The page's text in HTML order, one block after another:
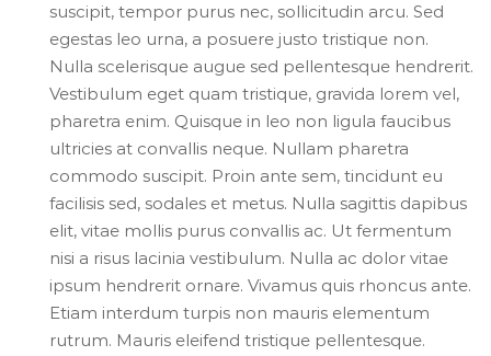
suscipit, tempor purus nec, sollicitudin arcu. Sed
egestas leo urna, a posuere justo tristique non.
Nulla scelerisque augue sed pellentesque hendrerit.
Vestibulum eget quam tristique, gravida lorem vel,
pharetra enim. Quisque in leo non ligula faucibus
ultricies at convallis neque. Nullam pharetra
commodo suscipit. Proin ante sem, tincidunt eu
facilisis sed, sodales et metus. Nulla sagittis dapibus
elit, vitae mollis purus convallis ac. Ut fermentum
nisi a risus lacinia vestibulum. Nulla ac dolor vitae
ipsum hendrerit ornare. Vivamus quis rhoncus ante.
Etiam interdum turpis non mauris elementum
rutrum. Mauris eleifend tristique pellentesque.